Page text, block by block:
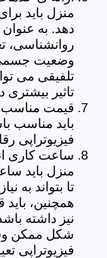
منزل باید
دهد. به عنوان
روانشناسی،
وضعیت جسمی
تلفیقی می
تاثیر بیشتری
قیمت مناسب:
باید مناسب
فیزیوتراپی
ساعت کاری
منزل باید
تا بتواند به
همچنین، باید
نیز داشته
شکل ممکن
فیزیوتراپی